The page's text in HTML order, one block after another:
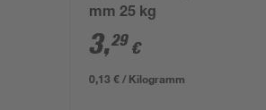
mm 25 kg
3,29 €
0,13 € / Kilogramm